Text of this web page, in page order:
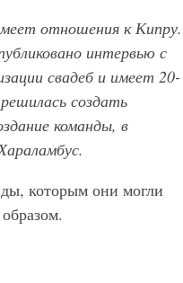
отношения к Кипру.
интервью с
свадеб и имеет 20-
создать
команды, в
которым они могли